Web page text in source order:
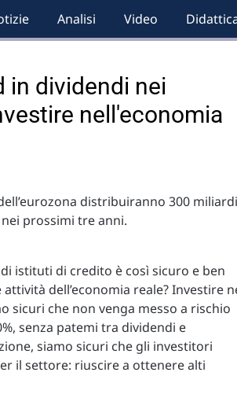
Analisi Video
in dividendi nei
nell'economia
distribuiranno 300 miliardi
prossimi tre anni.
istituti di credito è così sicuro e ben
dell’economia reale? Investire
sicuri che non venga messo a rischio
senza patemi tra dividendi e
siamo sicuri che gli investitori
il settore: riuscire a ottenere alti